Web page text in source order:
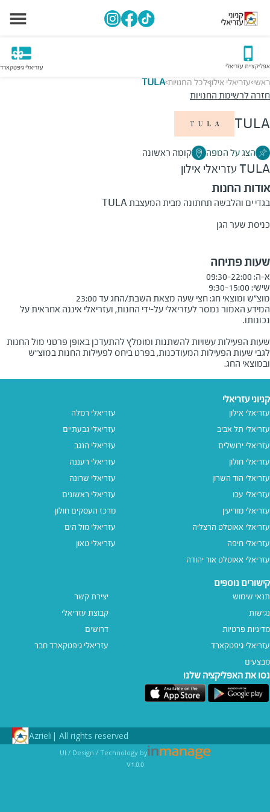
אפליקציית עזריאלי עזריאלי גיפטקארד
ראשי>עזריאלי אילון>לכל החנויות>
TULA
חזרה לרשימת החנויות
TULA
הצג על המפה קומה ראשונה
TULAעזריאלי אילון
אודות החנות
בגדי ים והלבשה תחתונה מבית המעצבת TULA
כניסת שער הגן
שעות פתיחה
מוצ״ש ומוצאי חג: חצי שעה מצאת השבת/החג עד 23:00
המידע האמור נמסר לעזריאלי על-ידי החנות, ועזריאלי איננה אחראית על
שעות הפעילות עשויות להשתנות ומומלץ להתעדכן באופן פרטני מול החנות
לגבי שעות הפעילות המעודכנות, בפרט ביחס לפעילות החנות במוצ"ש
ובמוצאי החג.
קניוני עזריאלי
עזריאלי אילון
עזריאלי תל אביב
עזריאלי ירושלים
עזריאלי חולון
עזריאלי הוד השרון
עזריאלי עכו
עזריאלי מודיעין
עזריאלי אאוטלט הרצליה
עזריאלי חיפה
עזריאלי אאוטלט אור יהודה
עזריאלי רמלה
עזריאלי גבעתיים
עזריאלי הנגב
עזריאלי רעננה
עזריאלי שרונה
עזריאלי ראשונים
מרכז העסקים חולון
עזריאלי מול הים
עזריאלי טאון
קישורים נוספים
תנאי שימוש
נגישות
מדיניות פרטיות
עזריאלי גיפטקארד
מבצעים
יצירת קשר
קבוצת עזריאלי
דרושים
עזריאלי גיפטקארד חבר‎
נסו את האפליקציה שלנו
All rights reserved |
Azrieli
UI / Design / Technology by
v1.0.0